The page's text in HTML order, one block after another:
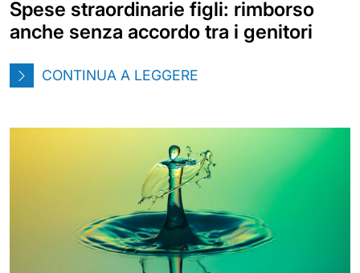
Spese straordinarie figli: rimborso
anche senza accordo tra i genitori
CONTINUA A LEGGERE